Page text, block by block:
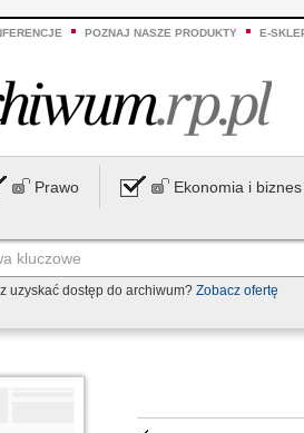
POZNAJ NASZE PRODUKTY E-
Prawo Ekonomia i biznes
uzyskać dostęp do archiwum? Zobacz ofertę